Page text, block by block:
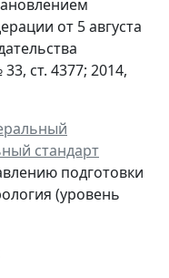
от 5 августа
ст. 4377; 2014,
стандарт
подготовки
(уровень